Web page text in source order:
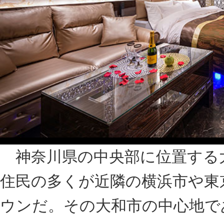
テル『HOTEL TIARA Brun（ホテル・ティ
ある。目指したのは、“煌びやかでラグジュ
ホテル。そのコンセプトにふさわしいハイ
ャーホテルである。
駅を背にして北に進むこと１分。飲み屋
り」に出る。シブいスナックや焼き鳥屋を
分、右手に落ち着いた外観のホテルが見え
す『HOTEL TIARA Brun』である。ゴージ
を潜って、ホテルの中へ。全23室の客室は
施され、デザイナーの手で新しく生まれ変
セプトで作られた各客室は快適さと上質さ
いた大人の時間を提供するラグジュアリー